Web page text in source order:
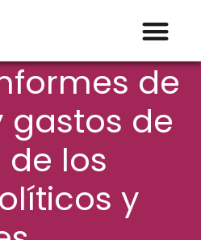
de
gastos de
los
y